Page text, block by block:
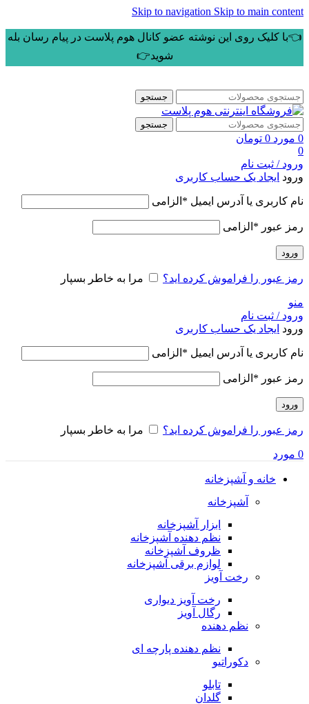
Skip to navigation Skip to main content
👈با کلیک روی این نوشته عضو کانال هوم پلاست در پیام رسان بله
شوید👉
جستجو
جستجو
0 مورد 0 تومان
0
ورود / ثبت نام
ورود ایجاد یک حساب کاربری
نام کاربری یا آدرس ایمیل * الزامی
رمز عبور * الزامی
ورود
رمز عبور را فراموش کرده اید؟ مرا به خاطر بسپار
منو
ورود / ثبت نام
ورود ایجاد یک حساب کاربری
نام کاربری یا آدرس ایمیل * الزامی
رمز عبور * الزامی
ورود
رمز عبور را فراموش کرده اید؟ مرا به خاطر بسپار
0 مورد
خانه و آشپزخانه
آشپزخانه
ابزار آشپزخانه
نظم دهنده آشپزخانه
ظروف آشپزخانه
لوازم برقی آشپزخانه
رخت آویز
رخت آویز دیواری
رگال آویز
نظم دهنده
نظم دهنده پارچه ای
دکوراتیو
تابلو
گلدان